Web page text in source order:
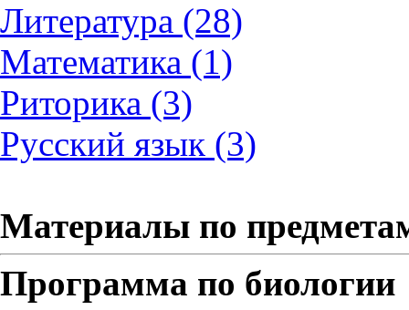
Литература (28)
Математика (1)
Риторика (3)
Русский язык (3)
Материалы по
Программа по биологии